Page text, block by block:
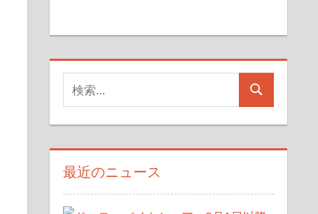
索
対
検
最近のニュース